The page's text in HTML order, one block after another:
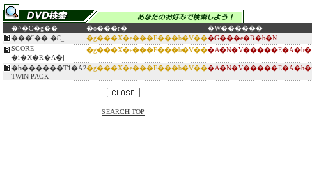
�^�C�g�� �o���ғ�
�W������
���̓`�� �Ԑ_
�g���X�e���E���b�V���G���e�B�b�N
SCORE
�i�X�R�A�j
�g���X�e���E���b�V��
�h������T1�A2
TWIN PACK
�g���X�e���E���b�V��
SEARCH TOP